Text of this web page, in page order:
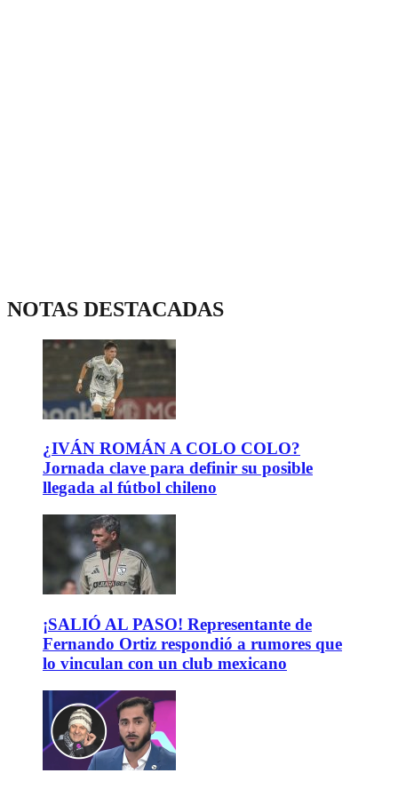
NOTAS DESTACADAS
¿IVÁN ROMÁN A COLO COLO?
Jornada clave para definir su posible
llegada al fútbol chileno
¡SALIÓ AL PASO! Representante de
Fernando Ortiz respondió a rumores que
lo vinculan con un club mexicano